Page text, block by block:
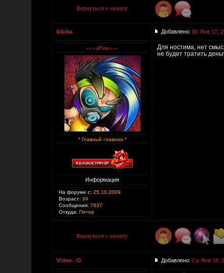
Вернуться к началу
bibika Добавлено: Вт Янв 17,
* Главный главнюк *
Информация
На форуме с: 25.10.2009
Возраст: 39
Сообщения: 7837
Откуда: Питер
Для ностима, нет
не будет тратить
Вернуться к началу
V!deo. :D Добавлено: Ср Янв 18,